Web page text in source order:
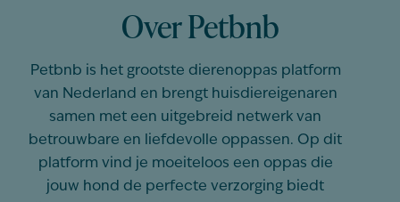
Over Petbnb
Petbnb is het grootste dierenoppas platform
van Nederland en brengt huisdiereigenaren
samen met een uitgebreid netwerk van
betrouwbare en liefdevolle oppassen. Op dit
platform vind je moeiteloos een oppas die
jouw hond de perfecte verzorging biedt